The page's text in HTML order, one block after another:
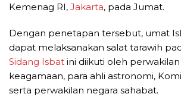
Kemenag RI, Jakarta, pada Jumat.
Dengan penetapan tersebut, umat
dapat melaksanakan salat tarawih
Sidang Isbat ini diikuti oleh perwakilan
keagamaan, para ahli astronomi,
serta perwakilan negara sahabat.